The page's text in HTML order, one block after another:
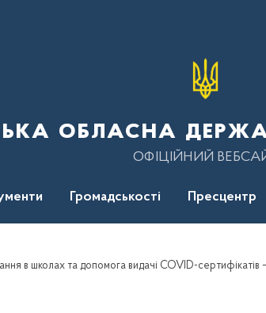
обласна
ОФІЦІЙНИЙ
Громадськості Пресцентр